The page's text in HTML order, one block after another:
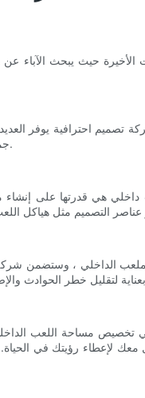
حيث يبحث الآباء
احترافية يوفر
جميع الأعمار. من هياكل اللعب المبتكرة إلى مناطق اللعب تحت عنوان ، يمكن أن تساعد شركة تصميم ملعب داخلي في إحياء رؤيتك.
هي قدرتها على إنشاء
الملعب الداخلي ، وستضمن
مساحة اللعب
لإعطاء رؤيتك في